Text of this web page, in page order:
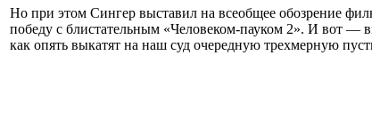
Но при этом Сингер выставил на всеобщее обозрение
победу с блистательным «Человеком-пауком 2». И вот —
как опять выкатят на наш суд очередную трехмерную